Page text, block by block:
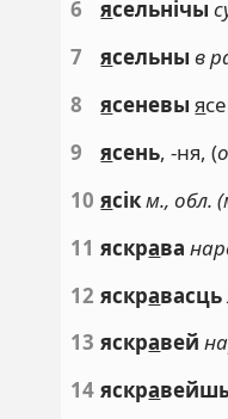
6
ясельнічы
7
ясельны в
8
ясеневы я
9
ясень, -ня, (
10 ясікм., обл.
11 яскрава
12 яскравасць
13 яскравей
14 яскра